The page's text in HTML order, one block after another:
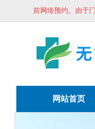
请提前网络预约。由于门诊
网站首页